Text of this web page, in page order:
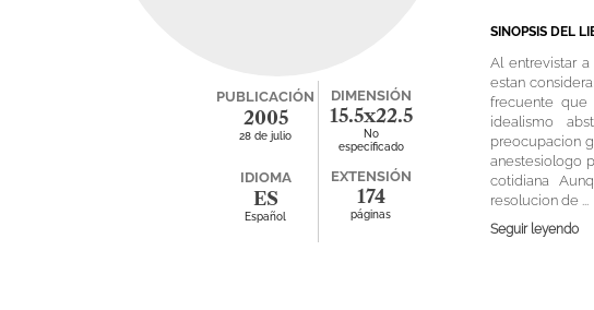
PUBLICACIÓN
2005
28 de julio
DIMENSIÓN
15.5x22.5
No
especificado
IDIOMA
ES
Español
EXTENSIÓN
174
páginas
SINOPSIS DEL
Al entrevistar
estan
frecuente que
idealismo
preocupacion
anestesiologo
cotidiana
resolucion de ...
Seguir leyendo